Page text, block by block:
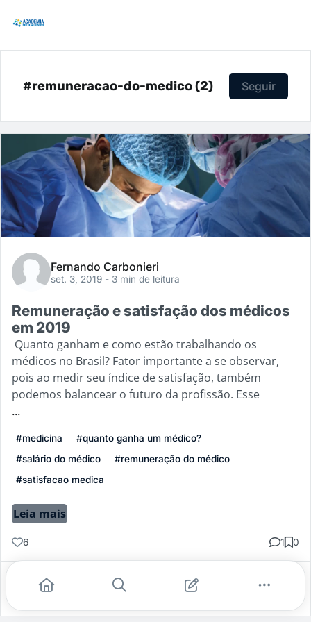
#remuneracao-do-medico (2) Seguir
Fernando Carbonieri
set. 3, 2019 - 3 min de leitura
Remuneração e satisfação dos médicos
em 2019
Quanto ganham e como estão trabalhando os
médicos no Brasil? Fator importante a se observar,
pois ao medir seu índice de satisfação, também
podemos balancear o futuro da profissão. Esse
...
#medicina
#quanto ganha um médico?
#salário do médico
#remuneração do médico
#satisfacao medica
Leia mais
6 1 0
Gostei Comentar Salvar